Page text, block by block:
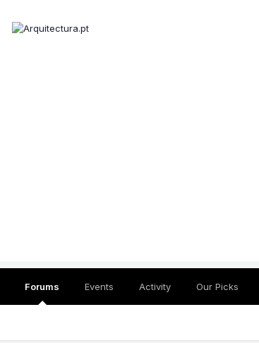
Forums Events Activity Our Picks